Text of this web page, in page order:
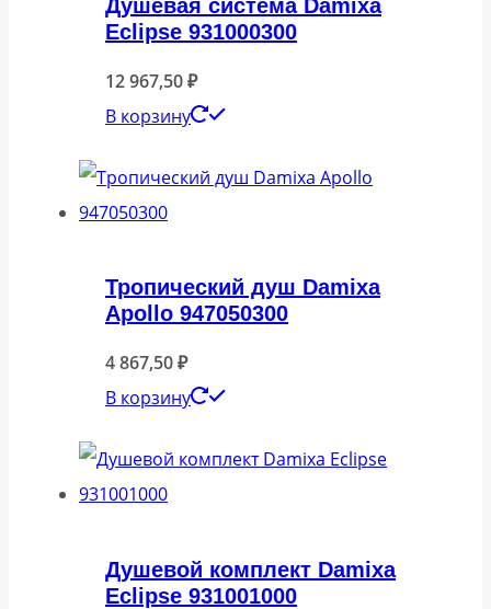
Душевая система Damixa
Eclipse 931000300
12 967,50₽
В корзину
Тропический душ Damixa
Apollo 947050300
4 867,50₽
В корзину
Душевой комплект Damixa
Eclipse 931001000